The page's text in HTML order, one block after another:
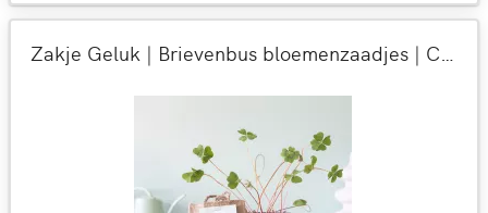
Zakje Geluk | Brievenbus bloemenzaadjes | Cadeau met zaadjes door de brievenbus | BloomPost met aandacht voor de natuur